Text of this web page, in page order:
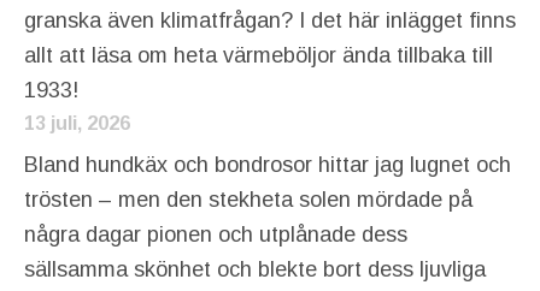
granska även klimatfrågan? I det här inlägget finns
allt att läsa om heta värmeböljor ända tillbaka till
1933!
13 juli, 2026
Bland hundkäx och bondrosor hittar jag lugnet och
trösten – men den stekheta solen mördade på
några dagar pionen och utplånade dess
sällsamma skönhet och blekte bort dess ljuvliga